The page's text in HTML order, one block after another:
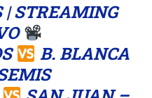
| STREAMING
B. BLANCA